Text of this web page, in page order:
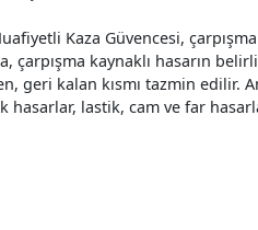
Kaza Güvencesi,
çarpışma kaynaklı hasarın
geri kalan kısmı tazmin edilir.
lastik, cam ve far